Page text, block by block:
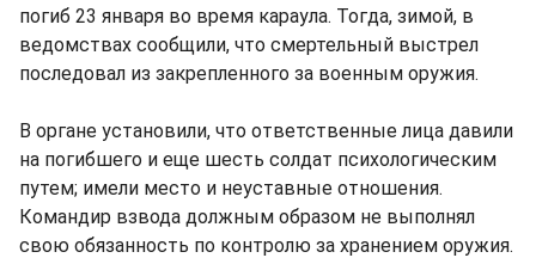
погиб 23 января во время караула. Тогда, зимой, в
ведомствах сообщили, что смертельный выстрел
последовал из закрепленного за военным оружия.
В органе установили, что ответственные лица давили
на погибшего и еще шесть солдат психологическим
путем; имели место и неуставные отношения.
Командир взвода должным образом не выполнял
свою обязанность по контролю за хранением оружия.